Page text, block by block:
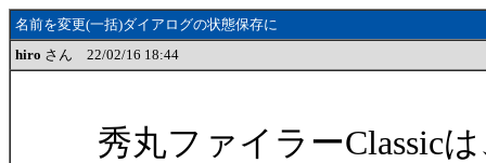
名前を変更(一括)ダイアログの状態保存に
hiro さん 22/02/16 18:44
秀丸ファイラーClassic